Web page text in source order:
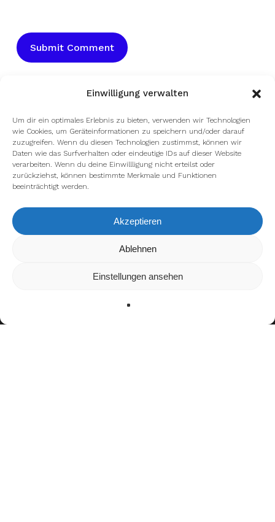
Einwilligung verwalten
Um dir ein optimales Erlebnis zu bieten, verwenden wir Technologien
wie Cookies, um Geräteinformationen zu speichern und/oder darauf
zuzugreifen. Wenn du diesen Technologien zustimmst, können wir
Daten wie das Surfverhalten oder eindeutige IDs auf dieser Website
verarbeiten. Wenn du deine Einwillligung nicht erteilst oder
zurückziehst, können bestimmte Merkmale und Funktionen
beeinträchtigt werden.
Akzeptieren
Ablehnen
Einstellungen ansehen
Wir verwenden Cookies, um dir die bestmögliche Erfahrung auf
kannst du erfahren, welche Cookies wir
verwenden oder sie ausschalten.